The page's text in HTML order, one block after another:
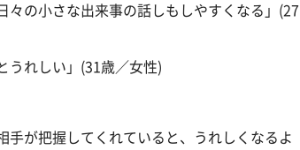
々の小さな出来事の話しもしやすくなる」(27
うれしい」(31歳／女性)
手が把握してくれていると、うれしくなるよ